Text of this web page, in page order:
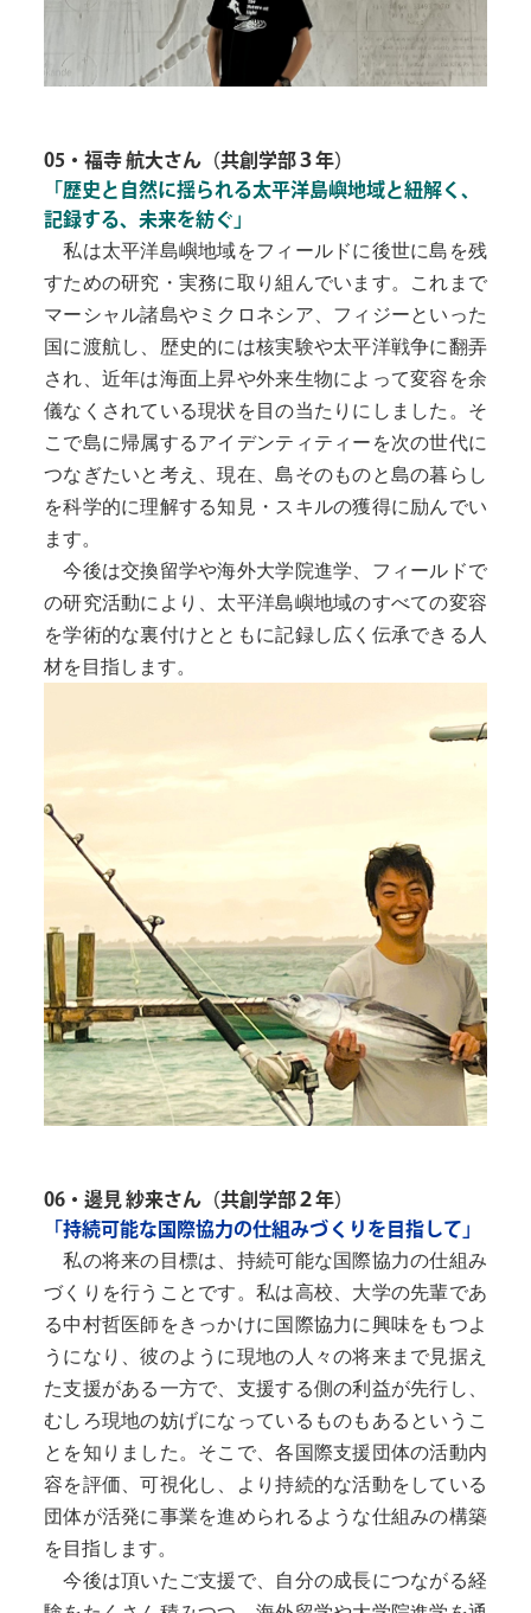
05・福寺 航大さん（共創学部３年）
「歴史と自然に揺られる太平洋島嶼地域と紐解く、
記録する、未来を紡ぐ」
私は太平洋島嶼地域をフィールドに後世に島を残
すための研究・実務に取り組んでいます。これまで
マーシャル諸島やミクロネシア、フィジーといった
国に渡航し、歴史的には核実験や太平洋戦争に翻弄
され、近年は海面上昇や外来生物によって変容を余
儀なくされている現状を目の当たりにしました。そ
こで島に帰属するアイデンティティーを次の世代に
つなぎたいと考え、現在、島そのものと島の暮らし
を科学的に理解する知見・スキルの獲得に励んでい
ます。
今後は交換留学や海外大学院進学、フィールドで
の研究活動により、太平洋島嶼地域のすべての変容
を学術的な裏付けとともに記録し広く伝承できる人
材を目指します。
06・邊見 紗来さん（共創学部２年）
「持続可能な国際協力の仕組みづくりを目指して」
私の将来の目標は、持続可能な国際協力の仕組み
づくりを行うことです。私は高校、大学の先輩であ
る中村哲医師をきっかけに国際協力に興味をもつよ
うになり、彼のように現地の人々の将来まで見据え
た支援がある一方で、支援する側の利益が先行し、
むしろ現地の妨げになっているものもあるというこ
とを知りました。そこで、各国際支援団体の活動内
容を評価、可視化し、より持続的な活動をしている
団体が活発に事業を進められるような仕組みの構築
を目指します。
今後は頂いたご支援で、自分の成長につながる経